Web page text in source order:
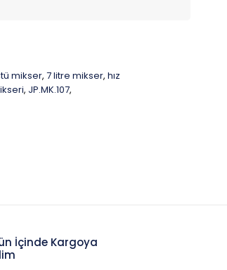
mikser, 7 litre mikser, hız
, JP.MK.107,
İçinde Kargoya